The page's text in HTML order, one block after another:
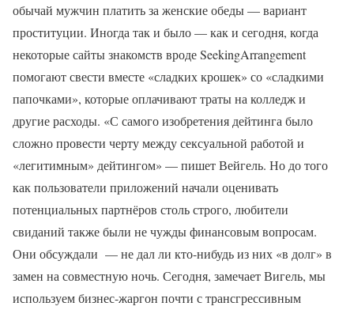
обычай мужчин платить за женские обеды — вариант
проституции. Иногда так и было — как и сегодня, когда
некоторые сайты знакомств вроде SeekingArrangement
помогают свести вместе «сладких крошек» со «сладкими
папочками», которые оплачивают траты на колледж и
другие расходы. «С самого изобретения дейтинга было
сложно провести черту между сексуальной работой и
«легитимным» дейтингом» — пишет Вейгель. Но до того
как пользователи приложений начали оценивать
потенциальных партнёров столь строго, любители
свиданий также были не чужды финансовым вопросам.
Они обсуждали — не дал ли кто-нибудь из них «в долг» в
замен на совместную ночь. Сегодня, замечает Вигель, мы
используем бизнес-жаргон почти с трансгрессивным